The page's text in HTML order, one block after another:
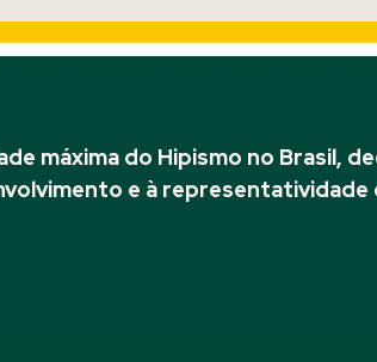
máxima do Hipismo no Brasil,
e à representatividade